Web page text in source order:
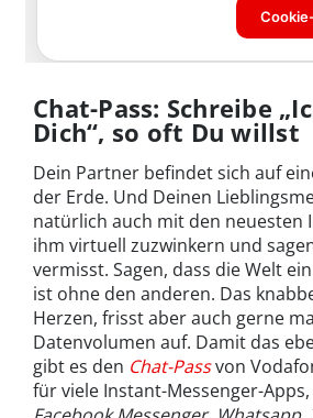
Chat-Pass: Schreibe
Dich“, so oft Du willst
Dein Partner befindet sich auf
der Erde. Und Deinen
natürlich auch mit den neuesten
ihm virtuell zuzwinkern und
vermisst. Sagen, dass die Welt
ist ohne den anderen. Das
Herzen, frisst aber auch gerne
Datenvolumen auf. Damit das
gibt es den Chat-Passvon
für viele Instant-Messenger-